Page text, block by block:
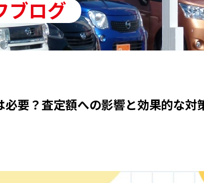
ブログ
必要？査定額への影響と効果的な対